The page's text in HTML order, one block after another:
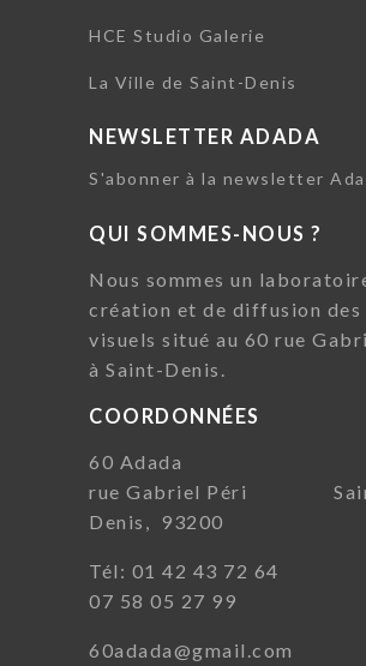
HCE Studio Galerie
La Ville de Saint-Denis
NEWSLETTER ADADA
S'abonner à la newsletter
QUI SOMMES-NOUS ?
Nous sommes un
création et de diffusion des
visuels situé au 60 rue
à Saint-Denis.
COORDONNÉES
60 Adada
rue Gabriel Péri
Denis, 93200
Tél: 01 42 43 72
07 58 05 27 99
60adada@gmail.com